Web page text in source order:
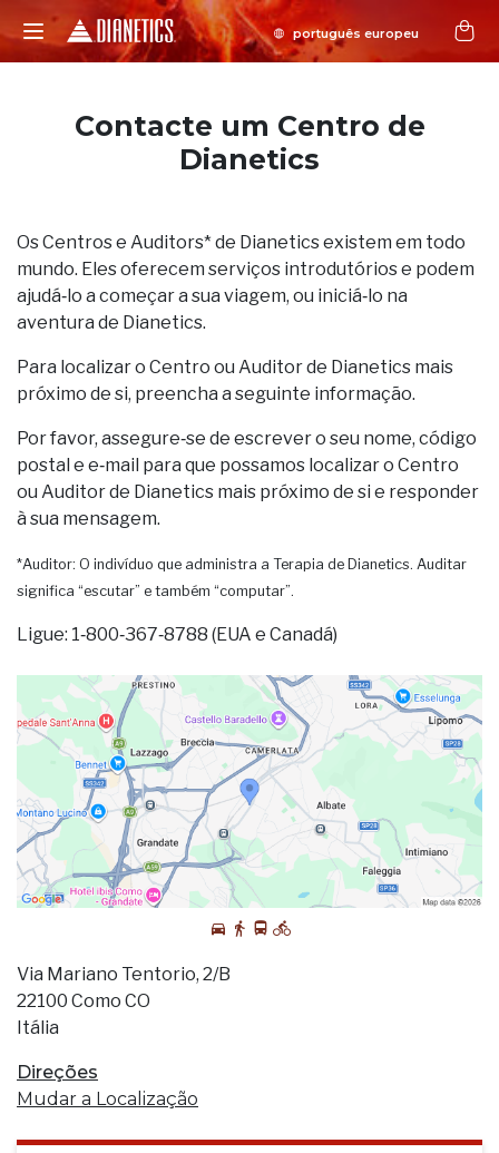
Contacte um Centro de
Dianetics
Os Centros e Auditors* de Dianetics existem em todo
mundo. Eles oferecem serviços introdutórios e podem
ajudá‑lo a começar a sua viagem, ou iniciá‑lo na
aventura de Dianetics.
Para localizar o Centro ou Auditor de Dianetics mais
próximo de si, preencha a seguinte informação.
Por favor, assegure‑se de escrever o seu nome, código
postal e e‑mail para que possamos localizar o Centro
ou Auditor de Dianetics mais próximo de si e responder
à sua mensagem.
*Auditor: O indivíduo que administra a Terapia de Dianetics. Auditar
significa “escutar” e também “computar”.
Ligue: 1‑800‑367‑8788 (EUA e Canadá)
Via Mariano Tentorio, 2/B
22100 Como CO
Itália
Direções
Mudar a Localização